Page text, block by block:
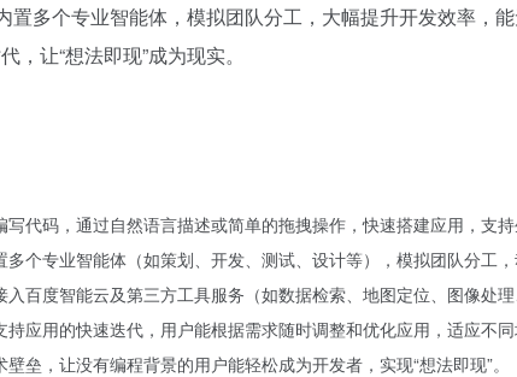
置多个专业智能体，模拟团队分工，大幅提升开发效率
，让“想法即现”成为现实。
代码，通过自然语言描述或简单的拖拽操作，快速搭建应用，支
多个专业智能体（如策划、开发、测试、设计等），模拟团队分工
入百度智能云及第三方工具服务（如数据检索、地图定位、图像处
应用的快速迭代，用户能根据需求随时调整和优化应用，适应不同
垒，让没有编程背景的用户能轻松成为开发者，实现“想法即现”。